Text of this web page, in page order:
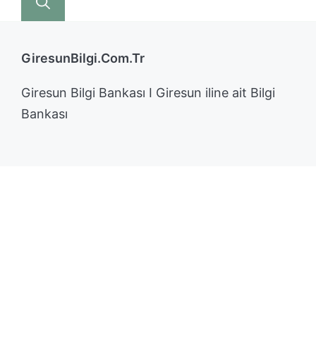
GiresunBilgi.Com.Tr
Giresun Bilgi Bankası I Giresun iline ait Bilgi
Bankası